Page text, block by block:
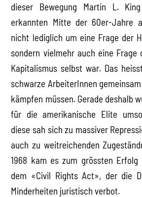
dieser Bewegung Martin L.
erkannten Mitte der 60er-Jahre
nicht lediglich um eine Frage der
sondern vielmehr auch eine Frage
Kapitalismus selbst war. Das
schwarze ArbeiterInnen
kämpfen müssen. Gerade deshalb
für die amerikanische Elite
diese sah sich zu massiver
auch zu weitreichenden
1968 kam es zum grössten
dem «Civil Rights Act», der die
Minderheiten juristisch verbot.